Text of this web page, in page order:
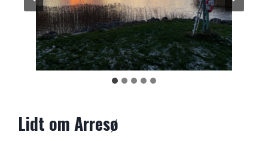
Lidt om Arresø